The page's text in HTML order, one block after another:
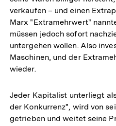
verkaufen – und einen
Marx "Extramehrwert"
müssen jedoch sofort
untergehen wollen. Also
Maschinen, und der
wieder.
Jeder Kapitalist unterliegt
der Konkurrenz", wird von
getrieben und weitet seine